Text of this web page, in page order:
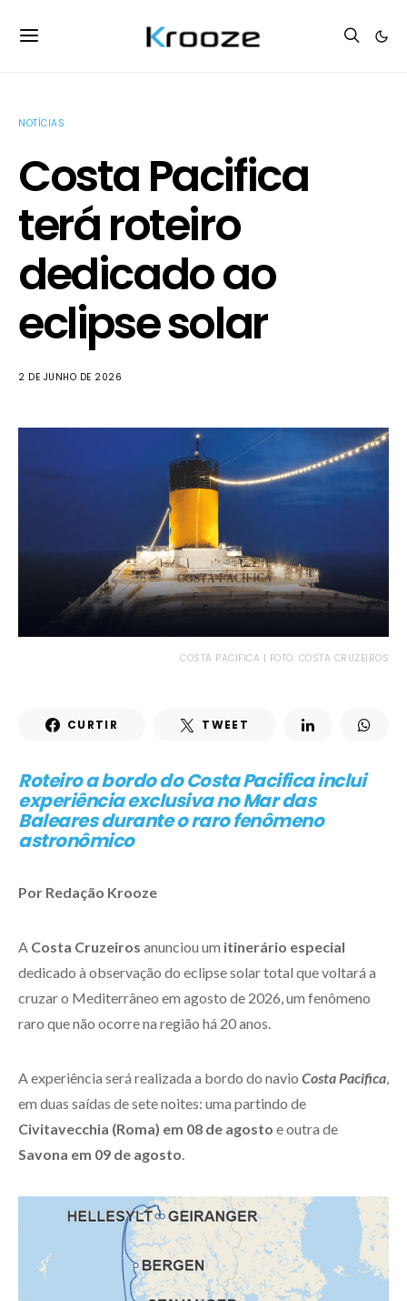
NOTÍCIAS
Costa Pacifica
terá roteiro
dedicado ao
eclipse solar
2 DE JUNHO DE 2026
COSTA PACIFICA | FOTO: COSTA CRUZEIROS
CURTIR TWEET
Roteiro a bordo do Costa Pacifica inclui
experiência exclusiva no Mar das
Baleares durante o raro fenômeno
astronômico
Por Redação Krooze
A Costa Cruzeiros anunciou um itinerário especial
dedicado à observação do eclipse solar total que voltará a
cruzar o Mediterrâneo em agosto de 2026, um fenômeno
raro que não ocorre na região há 20 anos.
A experiência será realizada a bordo do navio Costa Pacifica
em duas saídas de sete noites: uma partindo de
Civitavecchia (Roma) em 08 de agosto e outra de
Savona em 09 de agosto